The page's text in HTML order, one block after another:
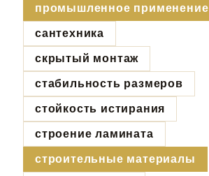
промышленное применение
сантехника
скрытый монтаж
стабильность размеров
стойкость истирания
строение ламината
строительные материалы